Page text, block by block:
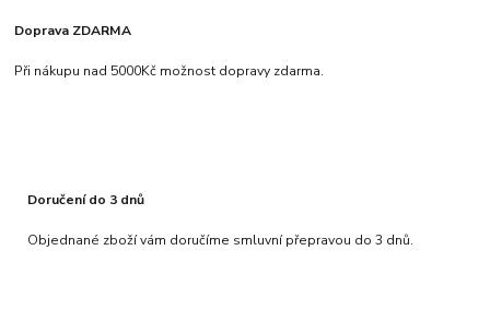
Doprava ZDARMA
Při nákupu nad 5000Kč možnost dopravy zdarma.
Doručení do 3 dnů
Objednané zboží vám doručíme smluvní přepravou do 3 dnů.